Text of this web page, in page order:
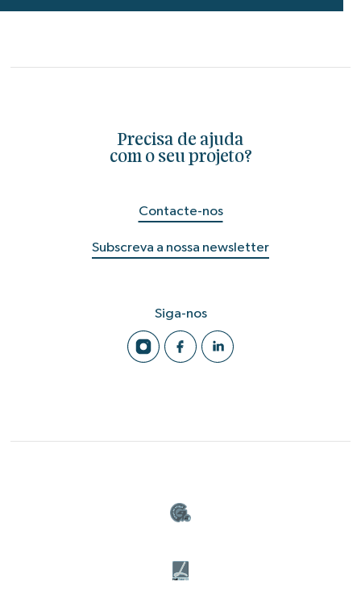
Precisa de ajuda
com o seu projeto?
Contacte-nos
Subscreva a nossa newsletter
Siga-nos